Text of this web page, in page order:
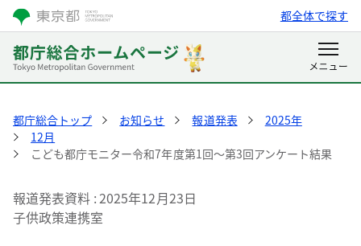
都全体で探す
都庁総合トップ お知らせ 報道発表
2025年
12月
こども都庁モニター令和7年度第1回～第3回アンケート結果
報道発表資料 2025年12月23日
子供政策連携室